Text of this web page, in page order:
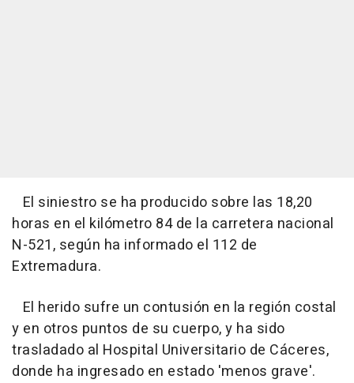
El siniestro se ha producido sobre las 18,20
horas en el kilómetro 84 de la carretera nacional
N-521, según ha informado el 112 de
Extremadura.
El herido sufre un contusión en la región costal
y en otros puntos de su cuerpo, y ha sido
trasladado al Hospital Universitario de Cáceres,
donde ha ingresado en estado 'menos grave'.